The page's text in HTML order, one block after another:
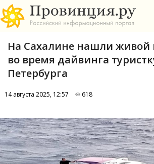
А
Б
На Сахалине нашли
во время дайвинга
Петербурга
14 августа 2025, 12:57 618